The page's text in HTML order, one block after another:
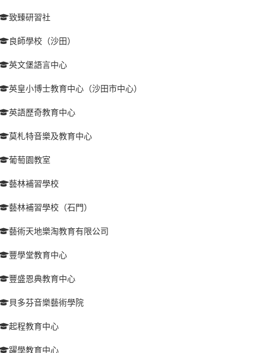
致臻研習社
良師學校（沙田）
英文堡語言中心
英皇小博士教育中心（沙田市中心）
英語歷奇教育中心
莫札特音樂及教育中心
葡萄園教室
藝林補習學校
藝林補習學校（石門）
藝術天地樂淘教育有限公司
豐學堂教育中心
豐盛恩典教育中心
貝多芬音樂藝術學院
起程教育中心
躍學教育中心